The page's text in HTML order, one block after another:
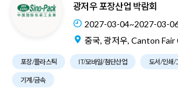
광저우 포장산업 박람회
2027-03-04~2027-03-
중국, 광저우, Canton
포장/플라스틱 IT/모바일/첨단산업 도서/인쇄/
기계/금속